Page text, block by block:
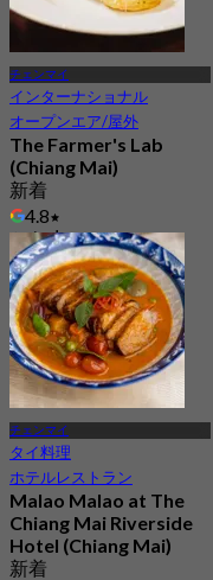
チェンマイ
インターナショナル
オープンエア/屋外
The Farmer's Lab
(Chiang Mai)
新着
4.8
から฿ 1,150
チェンマイ
タイ料理
ホテルレストラン
Malao Malao at The
Chiang Mai Riverside
Hotel (Chiang Mai)
新着